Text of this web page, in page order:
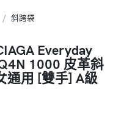
斜跨袋
Everyday
1000 皮革斜
通用 [雙手] A級